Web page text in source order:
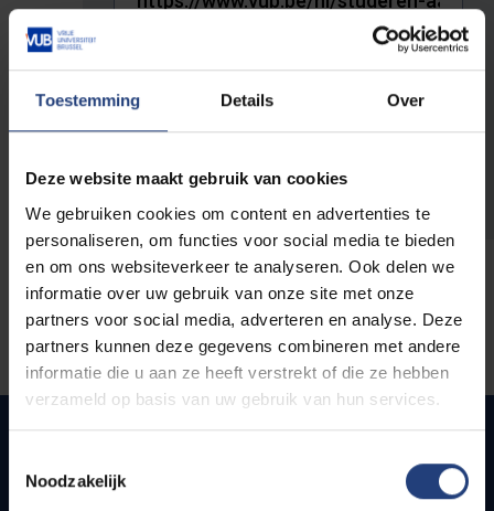
Toestemming Details Over
Deze website maakt gebruik van cookies
We gebruiken cookies om content en advertenties te
personaliseren, om functies voor social media te bieden
en om ons websiteverkeer te analyseren. Ook delen we
informatie over uw gebruik van onze site met onze
partners voor social media, adverteren en analyse. Deze
partners kunnen deze gegevens combineren met andere
informatie die u aan ze heeft verstrekt of die ze hebben
verzameld op basis van uw gebruik van hun services.
Noodzakelijk
The full URL of the page where you encountered the error.
Quick links